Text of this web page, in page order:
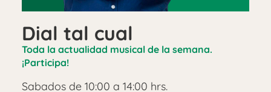
Dial tal cual
Toda la actualidad musical de la semana.
¡Participa!
Sabados de 10:00 a 14:00 hrs.